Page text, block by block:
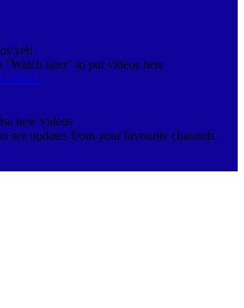
yet!
"Watch later" to put videos here
videos
new videos
see updates from your favourite channels